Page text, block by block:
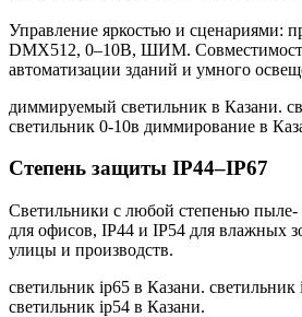
Управление яркостью и сценариями:
DMX512, 0–10В, ШИМ.
автоматизации зданий и умного
диммируемый светильник в Казани.
светильник 0-10в диммирование в
Степень защиты IP44–IP67
Светильники с любой степенью пыле-
для офисов, IP44 и IP54 для влажных
улицы и производств.
светильник ip65 в Казани. светильник
светильник ip54 в Казани.